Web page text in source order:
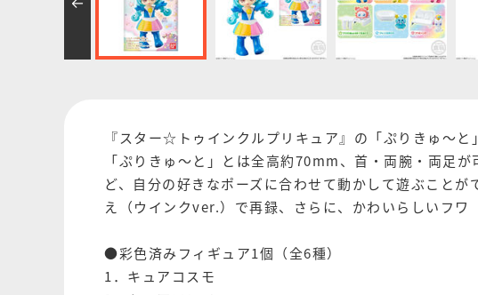
『スター☆トゥインクルプリキュア』の「ぷりきゅ～と
「ぷりきゅ～と」とは全高約70mm、首・両腕・両足
ど、自分の好きなポーズに合わせて動かして遊ぶこと
え（ウインクver.）で再録、さらに、かわいらしいフワ
●彩色済みフィギュア1個（全6種）
1．キュアコスモ